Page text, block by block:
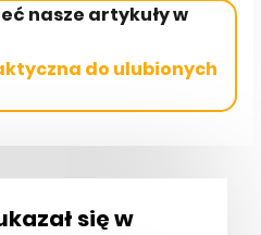
nasze artykuły w
do ulubionych
się w